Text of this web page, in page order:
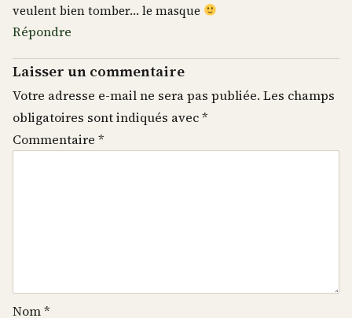
veulent bien tomber… le masque
Répondre
Laisser un commentaire
Votre adresse e-mail ne sera pas publiée. Les champs
obligatoires sont indiqués avec*
Commentaire *
Nom*